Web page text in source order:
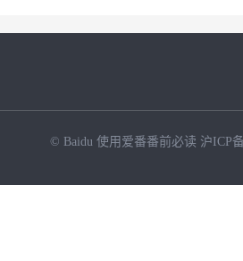
© Baidu 使用爱番番前必读 沪ICP